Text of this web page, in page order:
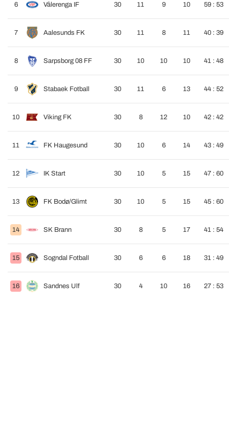
6 Vålerenga IF 30 11 9 10 59 : 53
7 Aalesunds FK 30 11 8 11 40 : 39
8 Sarpsborg 08 FF 30 10 10 10 41 : 48
9 Stabaek Fotball 30 11 6 13 44 : 52
10 Viking FK 30 8 12 10 42 : 42
11 FK Haugesund 30 10 6 14 43 : 49
12 IK Start 30 10 5 15 47 : 60
13 FK Bodø/Glimt 30 10 5 15 45 : 60
14 SK Brann 30 8 5 17 41 : 54
15 Sogndal Fotball 30 6 6 18 31 : 49
16 Sandnes Ulf 30 4 10 16 27 : 53